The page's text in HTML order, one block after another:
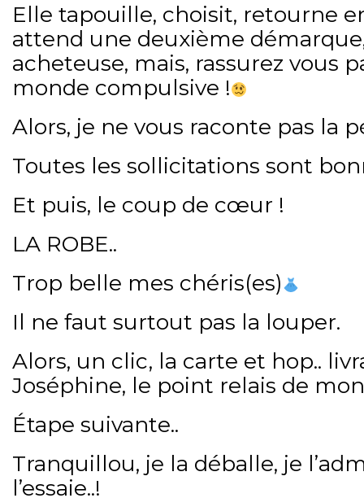
Elle tapouille, choisit, retourne
attend une deuxième
acheteuse, mais, rassurez vous
monde compulsive !
Alors, je ne vous raconte pas la
Toutes les sollicitations sont
Et puis, le coup de cœur !
LA ROBE..
Trop belle mes chéris(es)
Il ne faut surtout pas la louper.
Alors, un clic, la carte et hop..
Joséphine, le point relais de
Étape suivante..
Tranquillou, je la déballe, je
l’essaie..!